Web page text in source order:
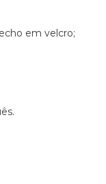
em velcro;